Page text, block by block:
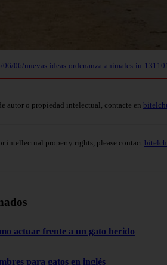
06/nuevas-ideas-ordenanza-animales-iu-
autor o propiedad intelectual, contacte en
intellectual property rights, please contact
actuar frente a un gato herido
para gatos en inglés